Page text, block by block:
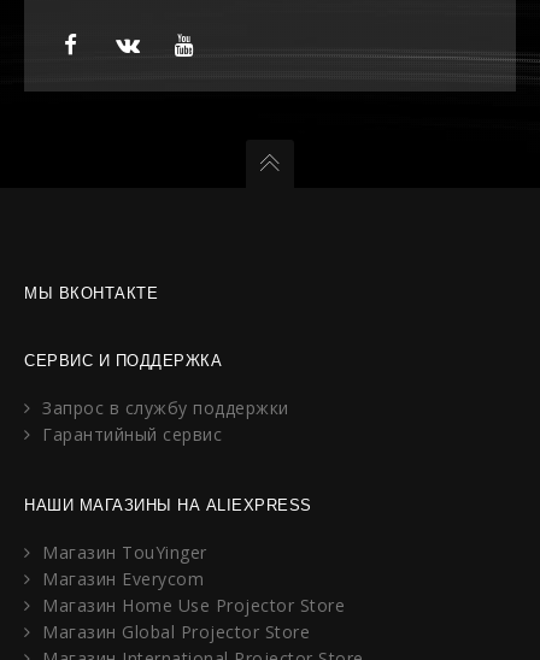
МЫ ВКОНТАКТЕ
СЕРВИС И ПОДДЕРЖКА
Запрос в службу поддержки
Гарантийный сервис
НАШИ МАГАЗИНЫ НА ALIEXPRESS
Магазин TouYinger
Магазин Everycom
Магазин Home Use Projector Store
Магазин Global Projector Store